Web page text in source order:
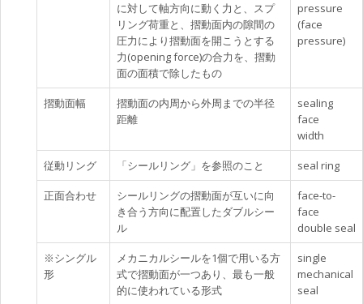
に対して軸方向に動く力と、スプ
リング荷重と、摺動面内の隙間の
圧力により摺動面を開こうとする
力(opening force)の合力を、摺動
面の面積で除したもの
pressure
(face
pressure)
摺動面幅
摺動面の内周から外周までの半径
距離
sealing
face
width
従動リング 「シールリング」を参照のこと seal ring
正面合わせ
シールリングの摺動面が互いに向
き合う方向に配置したダブルシー
ル
face-to-
face
double seal
※シングル
形
メカニカルシールを1個で用いる方
式で摺動面が一つあり、最も一般
的に使われている形式
single
mechanical
seal